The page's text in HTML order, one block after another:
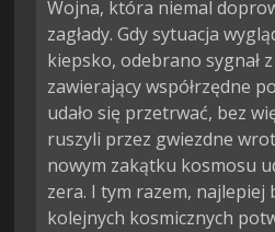
Wojna, która niemal
zagłady. Gdy sytuacja
kiepsko, odebrano sygnał
zawierający współrzędne
udało się przetrwać, bez
ruszyli przez gwiezdne
nowym zakątku kosmosu
zera. I tym razem, najlepiej
kolejnych kosmicznych